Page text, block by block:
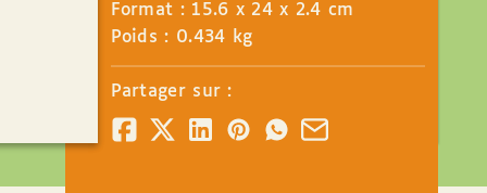
Format : 15.6 x 24 x 2.4 cm
Poids : 0.434 kg
Partager sur :